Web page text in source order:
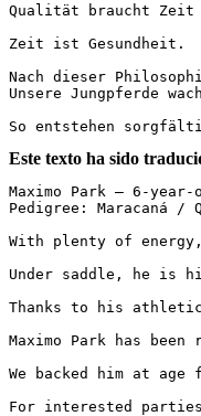
Qualität braucht Zeit
Zeit ist Gesundheit.
Nach dieser
Unsere Jungpferde
So entstehen
Este texto ha sido
Maximo Park – 6-
Pedigree: Maracaná /
With plenty of
Under saddle, he is
Thanks to his
Maximo Park has
We backed him at
For interested